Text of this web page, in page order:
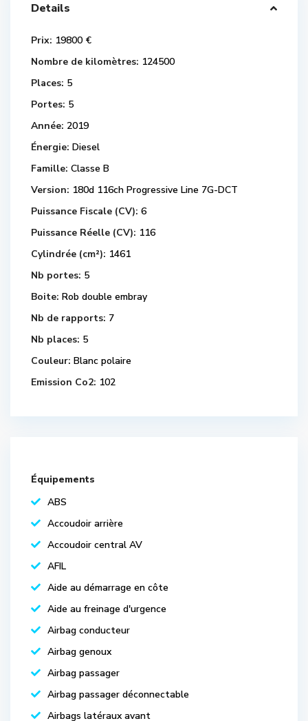
Details
Prix: 19800 €
Nombre de kilomètres: 124500
Places: 5
Portes: 5
Année: 2019
Énergie: Diesel
Famille: Classe B
Version: 180d 116ch Progressive Line 7G-DCT
Puissance Fiscale (CV): 6
Puissance Réelle (CV): 116
Cylindrée (cm²): 1461
Nb portes: 5
Boite: Rob double embray
Nb de rapports: 7
Nb places: 5
Couleur: Blanc polaire
Emission Co2: 102
Équipements
ABS
Accoudoir arrière
Accoudoir central AV
AFIL
Aide au démarrage en côte
Aide au freinage d'urgence
Airbag conducteur
Airbag genoux
Airbag passager
Airbag passager déconnectable
Airbags latéraux avant